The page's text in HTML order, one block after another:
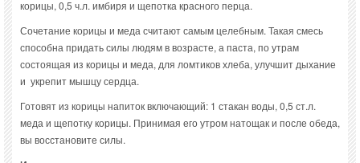
корицы, 0,5 ч.л. имбиря и щепотка красного перца.
Сочетание корицы и меда считают самым целебным. Такая смесь
способна придать силы людям в возрасте, а паста, по утрам
состоящая из корицы и меда, для ломтиков хлеба, улучшит дыхание
и укрепит мышцу сердца.
Готовят из корицы напиток включающий: 1 стакан воды, 0,5 ст.л.
меда и щепотку корицы. Принимая его утром натощак и после обеда,
вы восстановите силы.